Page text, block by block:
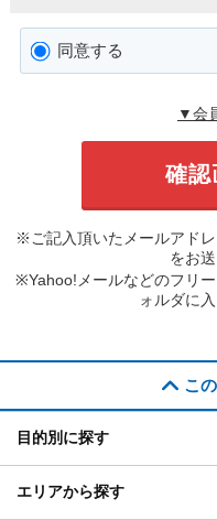
同意する
▼会
※ご記入頂いたメールアド
をお
※Yahoo!メールなどのフリ
ォルダに
こ
目的別に探す
エリアから探す